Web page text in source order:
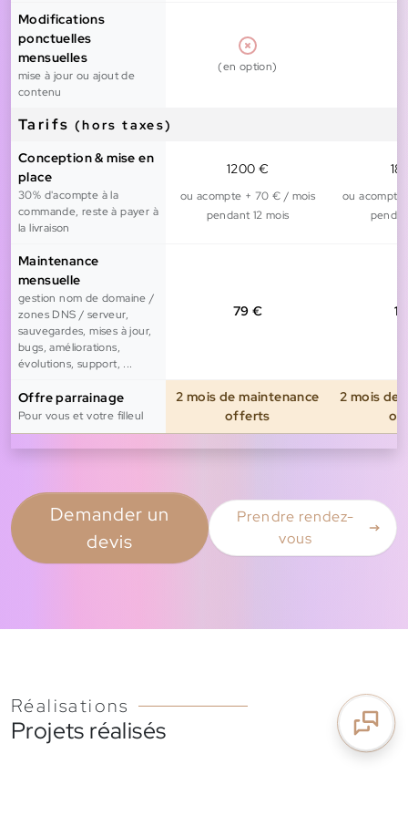
Modifications
ponctuelles
mensuelles
mise à jour ou ajout de
contenu
(en option)
Tarifs (hors taxes)
Conception & mise en
place
30% d'acompte à la
commande, reste à payer à
la livraison
1200 €
ou acompte + 70 € / mois
pendant 12 mois
ou acompte
Maintenance
mensuelle
gestion nom de domaine /
zones DNS / serveur,
sauvegardes, mises à jour,
bugs, améliorations,
évolutions, support, ...
79 €
Offre parrainage
Pour vous et votre filleul
2 mois de maintenance
offerts
2 mois de
Demander un
devis
Prendre rendez-
vous
Réalisations
Projets réalisés